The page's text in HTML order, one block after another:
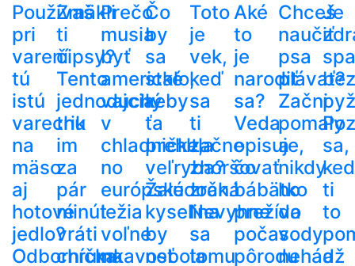
Používaš
pri
varení
tú
istú
varechu
na
mäso
aj
hotové
jedlo?
Odborníčka
Zmäkli
ti
čipsy?
Tento
jednoduchý
trik
im
za
pár
minút
vráti
chrumkavosť
Prečo
musia
byť
americké
vajcia
v
chladničke,
no
európske
ležia
voľne
na
Čo
by
sa
stalo,
keby
ťa
prehltla
veľryba?
Žalúdočná
kyselina
by
nebola
Toto
je
vek,
keď
sa
ti
začne
zhoršovať
zrak.
Nevyhne
sa
tomu
Aké
to
je
narodiť
sa?
Veda
opisuje,
čo
bábätko
prežíva
počas
pôrodu
Chceš
naučiť
psa
plávať?
Začni
pomaly
a
nikdy
ho
do
vody
nehádž
Je
bez
sa,
ti
to
a